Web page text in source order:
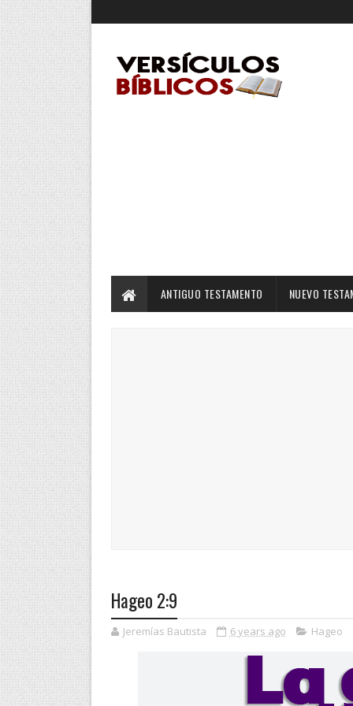
ANTIGUO TESTAMENTO NUEVO
Hageo 2:9
Jeremías Bautista 6 years ago Hageo